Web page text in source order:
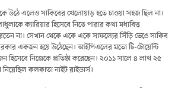
উঠে এলেও সাকিবের খেলোয়াড় হতে চাওয়া সহজ ছিল না।
ক্যারিয়ার হিসেবে নিতে পারার কথা মধ্যবিত্ত
না। সেখান থেকে একে একে সাফল্যের সিঁড়ি ভেঙে সাকিব
একজন হয়ে উঠেছেন। আইপিএলের মতো টি-টোয়েন্টি
হিসেবে নিজেকে প্রতিষ্ঠা করেছেন। ২০১১ সালে ৪ লাখ ২৫
কলকাতা নাইট রাইডার্স।